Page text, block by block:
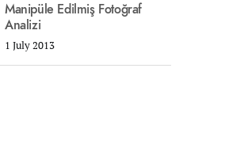
Manipüle Edilmiş Fotoğraf
Analizi
1 July 2013